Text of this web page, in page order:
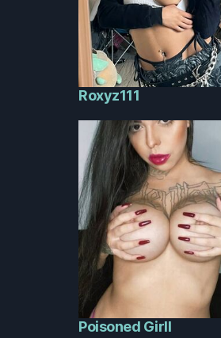
Roxyz111
Poisoned Girll